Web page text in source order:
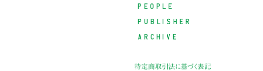
PEOPLE
PUBLISHER
ARCHIVE
特定商取引法に基づく表記